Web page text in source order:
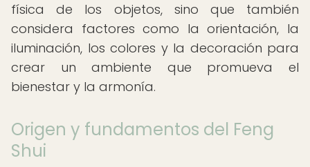
física de los objetos, sino que también
considera factores como la orientación, la
iluminación, los colores y la decoración para
crear un ambiente que promueva el
bienestar y la armonía.
Origen y fundamentos del Feng
Shui